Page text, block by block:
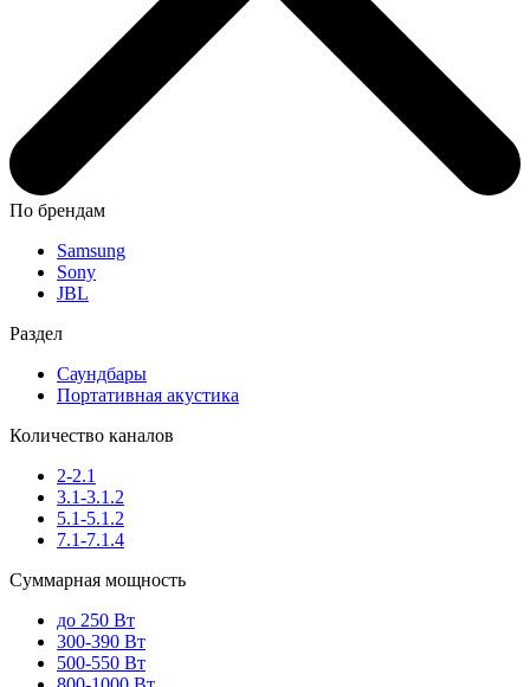
По брендам
Samsung
Sony
JBL
Раздел
Саундбары
Портативная акустика
Количество каналов
2-2.1
3.1-3.1.2
5.1-5.1.2
7.1-7.1.4
Суммарная мощность
до 250 Вт
300-390 Вт
500-550 Вт